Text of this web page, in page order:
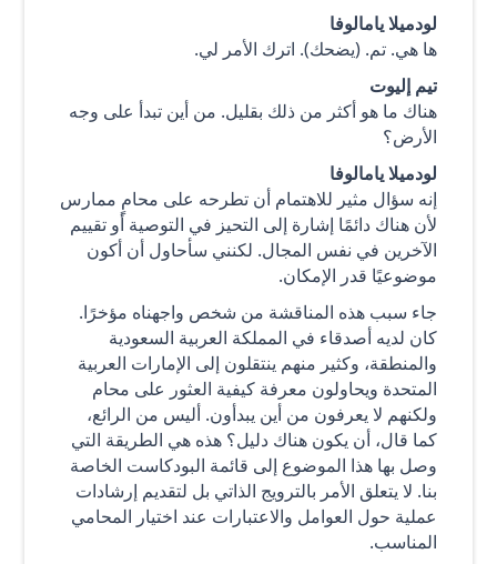
لودميلا يامالوفا
ها هي. تم. (يضحك). اترك الأمر لي.
تيم إليوت
هناك ما هو أكثر من ذلك بقليل. من أين تبدأ على وجه
الأرض؟
لودميلا يامالوفا
إنه سؤال مثير للاهتمام أن تطرحه على محامٍ ممارس
لأن هناك دائمًا إشارة إلى التحيز في التوصية أو تقييم
الآخرين في نفس المجال. لكنني سأحاول أن أكون
موضوعيًا قدر الإمكان.
جاء سبب هذه المناقشة من شخص واجهناه مؤخرًا.
كان لديه أصدقاء في المملكة العربية السعودية
والمنطقة، وكثير منهم ينتقلون إلى الإمارات العربية
المتحدة ويحاولون معرفة كيفية العثور على محام
ولكنهم لا يعرفون من أين يبدأون. أليس من الرائع،
كما قال، أن يكون هناك دليل؟ هذه هي الطريقة التي
وصل بها هذا الموضوع إلى قائمة البودكاست الخاصة
بنا. لا يتعلق الأمر بالترويج الذاتي بل لتقديم إرشادات
عملية حول العوامل والاعتبارات عند اختيار المحامي
المناسب.